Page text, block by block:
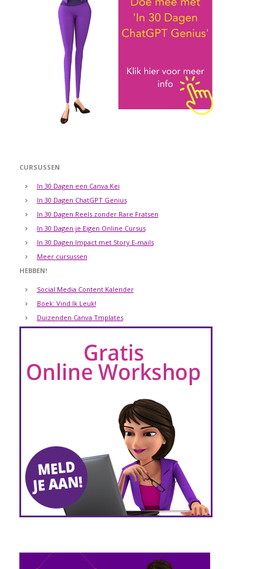
CURSUSSEN
In 30 Dagen een Canva Kei
In 30 Dagen ChatGPT Genius
In 30 Dagen Reels zonder Rare Fratsen
In 30 Dagen je Eigen Online Cursus
In 30 Dagen Impact met Story E-mails
Meer cursussen
HEBBEN!
Social Media Content Kalender
Boek: Vind Ik Leuk!
Duizenden Canva Tmplates